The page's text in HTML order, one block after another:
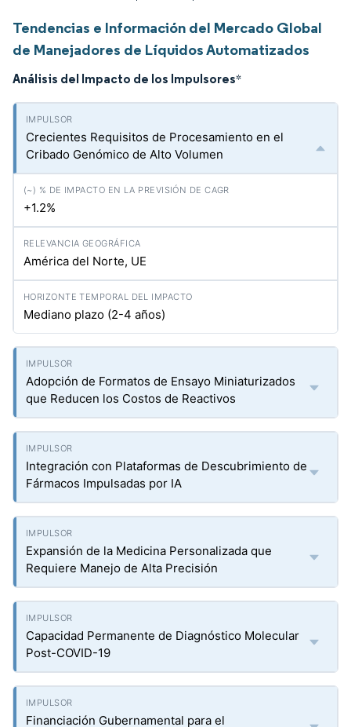
Tendencias e Información del Mercado Global
de Manejadores de Líquidos Automatizados
Análisis del Impacto de los Impulsores*
Crecientes Requisitos de Procesamiento en el
Cribado Genómico de Alto Volumen
+1.2%
América del Norte, UE
Mediano plazo (2-4 años)
Adopción de Formatos de Ensayo Miniaturizados
que Reducen los Costos de Reactivos
Integración con Plataformas de Descubrimiento de
Fármacos Impulsadas por IA
Expansión de la Medicina Personalizada que
Requiere Manejo de Alta Precisión
Capacidad Permanente de Diagnóstico Molecular
Post-COVID-19
Financiación Gubernamental para el